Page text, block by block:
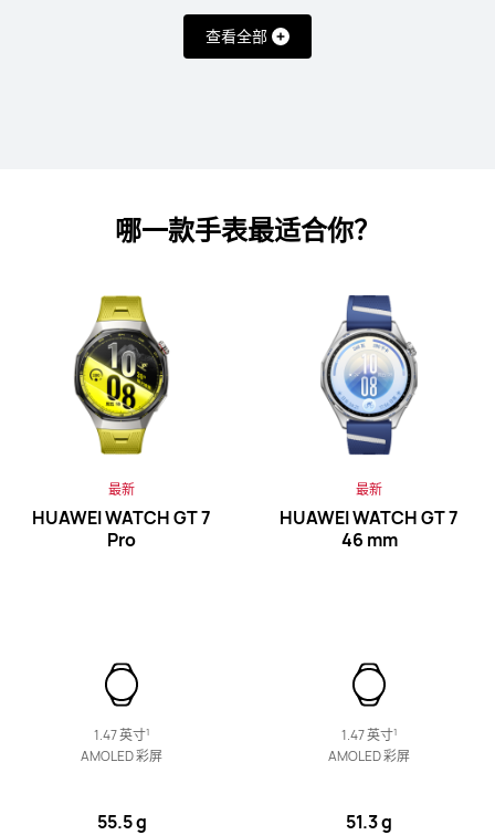
查看全部
WATCH D 系列
了解更多 购买
手环系列
华为手环 11 Pro
华为手环 11
哪一款手表最适合你？
最新
HUAWEI WATCH GT 7
Pro
1.47 英寸1
AMOLED 彩屏
55.5 g
最新
HUAWEI WATCH GT 7
46 mm
1.47 英寸1
AMOLED 彩屏
51.3 g